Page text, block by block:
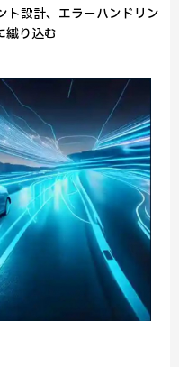
設計、エラーハンドリン
織り込む